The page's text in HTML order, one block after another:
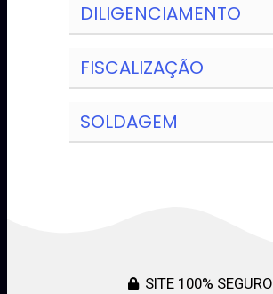
DILIGENCIAMENTO
FISCALIZAÇÃO
SOLDAGEM
SITE 100% SEGURO